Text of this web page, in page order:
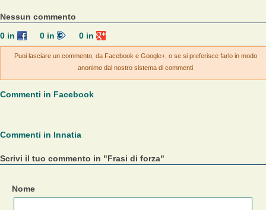
Nessun commento
0in 0in 0 in
Puoi lasciare un commento, da Facebook e Google+, o se si preferisce farlo in modo
anonimo dal nostro sistema di commenti
Commenti in Facebook
Commenti in Innatia
Scrivi il tuo commento in "Frasi di forza"
Nome